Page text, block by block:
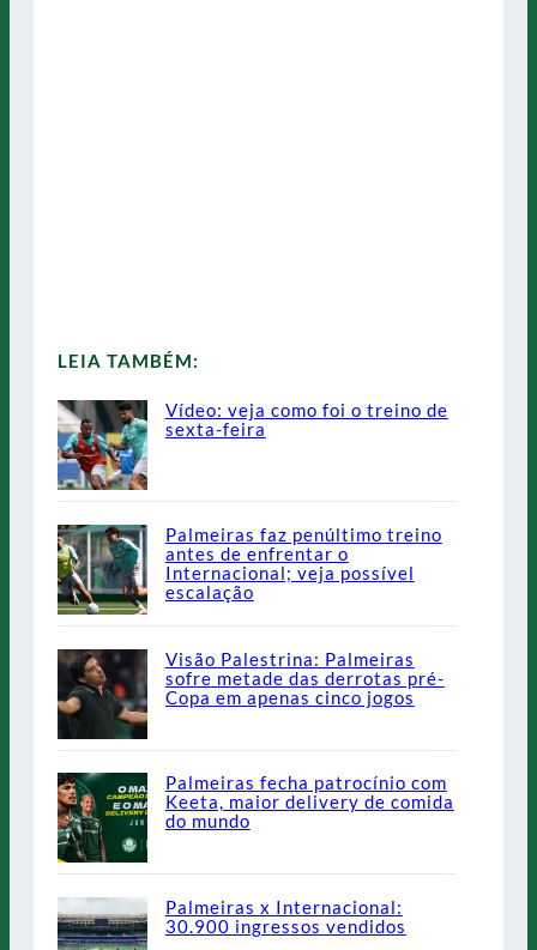
LEIA TAMBÉM:
Vídeo: veja como foi o treino de
sexta-feira
Palmeiras faz penúltimo treino
antes de enfrentar o
Internacional; veja possível
escalação
Visão Palestrina: Palmeiras
sofre metade das derrotas pré-
Copa em apenas cinco jogos
Palmeiras fecha patrocínio com
Keeta, maior delivery de comida
do mundo
Palmeiras x Internacional:
30.900 ingressos vendidos